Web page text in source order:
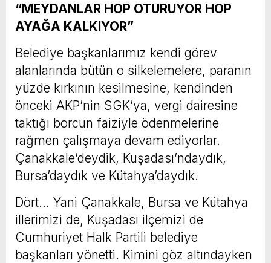
“MEYDANLAR HOP OTURUYOR HOP
AYAĞA KALKIYOR”
Belediye başkanlarımız kendi görev
alanlarında bütün o silkelemelere, paranın
yüzde kırkının kesilmesine, kendinden
önceki AKP’nin SGK’ya, vergi dairesine
taktığı borcun faiziyle ödenmelerine
rağmen çalışmaya devam ediyorlar.
Çanakkale’deydik, Kuşadası’ndaydık,
Bursa’daydık ve Kütahya’daydık.
Dört… Yani Çanakkale, Bursa ve Kütahya
illerimizi de, Kuşadası ilçemizi de
Cumhuriyet Halk Partili belediye
başkanları yönetti. Kimini göz altındayken